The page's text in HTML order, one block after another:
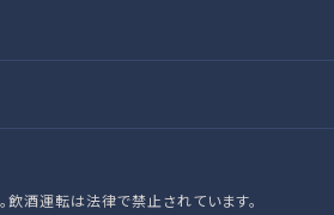
飲酒運転は法律で禁止されています。